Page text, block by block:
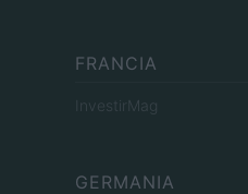
FRANCIA
InvestirMag
GERMANIA